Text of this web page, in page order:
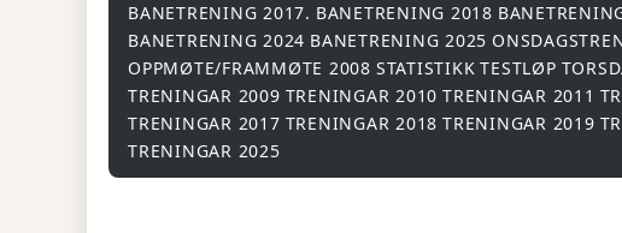
BANETRENING 2017. BANETRENING 2018
BANETRENING 2024 BANETRENING 2025
OPPMØTE/FRAMMØTE 2008 STATISTIKK TESTLØP
TRENINGAR 2009 TRENINGAR 2010 TRENINGAR 2011
TRENINGAR 2017 TRENINGAR 2018 TRENINGAR 2019
TRENINGAR 2025